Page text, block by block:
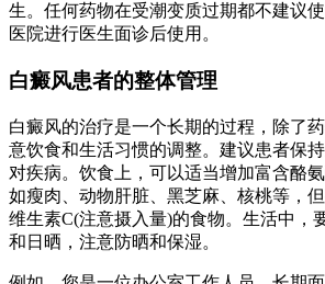
生。任何药物在受潮变质过期都不建议
医院进行医生面诊后使用。
白癜风患者的整体管理
白癜风的治疗是一个长期的过程，除了
意饮食和生活习惯的调整。建议患者保
对疾病。饮食上，可以适当增加富含酪
如瘦肉、动物肝脏、黑芝麻、核桃等，
维生素C(注意摄入量)的食物。生活中，
和日晒，注意防晒和保湿。